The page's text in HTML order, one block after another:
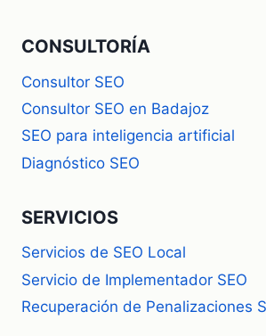
CONSULTORÍA
Consultor SEO
Consultor SEO en Badajoz
SEO para inteligencia artificial
Diagnóstico SEO
SERVICIOS
Servicios de SEO Local
Servicio de Implementador SEO
Recuperación de Penalizaciones